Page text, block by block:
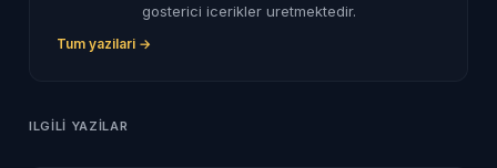
gosterici icerikler uretmektedir.
Tum yazilari →
ILGILI YAZILAR